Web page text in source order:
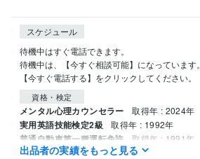
スケジュール
待機中はすぐ電話できます。
待機中は、【今すぐ相談可能】になっています。
【今すぐ電話する】をクリックしてください。
資格・検定
メンタル心理カウンセラー 取得年 : 2024年
実用英語技能検定2級 取得年 : 1992年
普通自動車第一種運転免許 取得年 : 1991年
出品者の実績をもっと見る